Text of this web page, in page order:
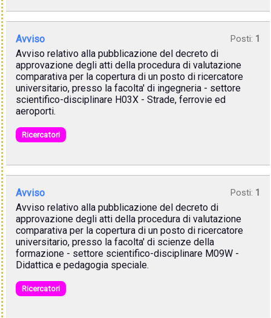
Avviso Posti: 1
Avviso relativo alla pubblicazione del decreto di
approvazione degli atti della procedura di valutazione
comparativa per la copertura di un posto di ricercatore
universitario, presso la facolta' di ingegneria - settore
scientifico-disciplinare H03X - Strade, ferrovie ed
aeroporti.
Ricercatori
Avviso Posti: 1
Avviso relativo alla pubblicazione del decreto di
approvazione degli atti della procedura di valutazione
comparativa per la copertura di un posto di ricercatore
universitario, presso la facolta' di scienze della
formazione - settore scientifico-disciplinare M09W -
Didattica e pedagogia speciale.
Ricercatori